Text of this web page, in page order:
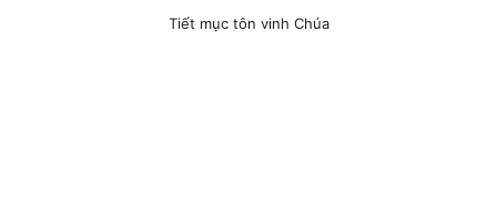
Tiết mục tôn vinh Chúa